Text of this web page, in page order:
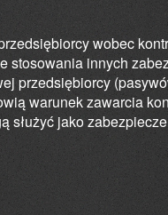
wobec
stosowania innych
przedsiębiorcy
warunek zawarcia
służyć jako